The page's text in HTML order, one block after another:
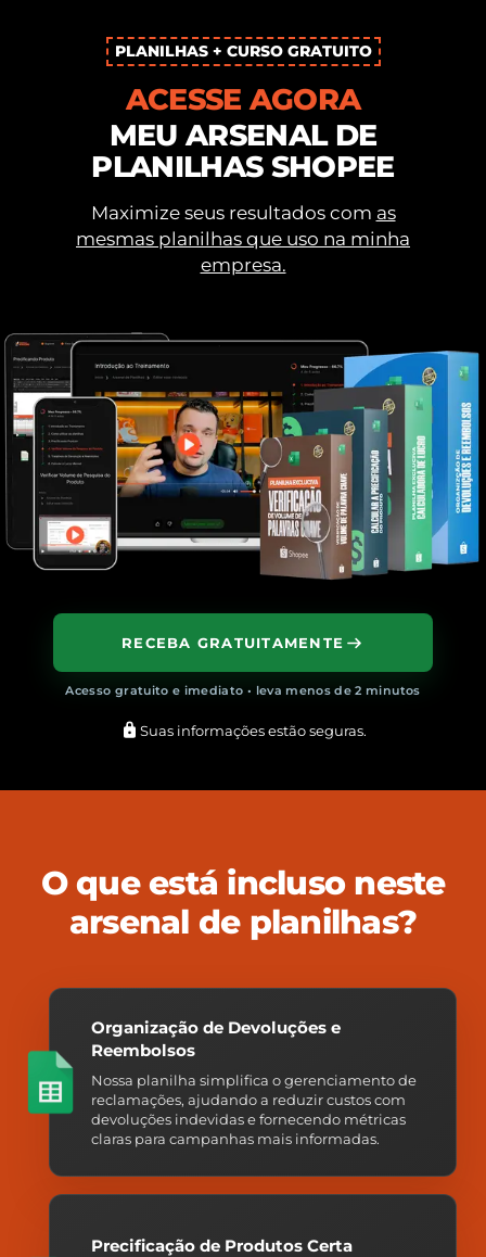
PLANILHAS + CURSO GRATUITO
ACESSE AGORA
MEU ARSENAL DE
PLANILHAS SHOPEE
Maximize seus resultados com as
mesmas planilhas que uso na minha
empresa.
RECEBA GRATUITAMENTE
Acesso gratuito e imediato • leva menos de 2 minutos
Suas informações estão seguras.
O que está incluso neste
arsenal de planilhas?
Organização de Devoluções e
Reembolsos
Nossa planilha simplifica o gerenciamento de
reclamações, ajudando a reduzir custos com
devoluções indevidas e fornecendo métricas
claras para campanhas mais informadas.
Precificação de Produtos Certa